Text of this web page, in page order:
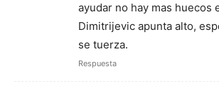
ayudar no hay mas huecos
Dimitrijevic apunta alto,
se tuerza.
Respuesta